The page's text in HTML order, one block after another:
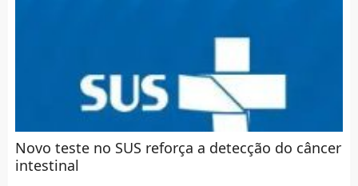
Novo teste no SUS reforça a detecção do câncer
intestinal